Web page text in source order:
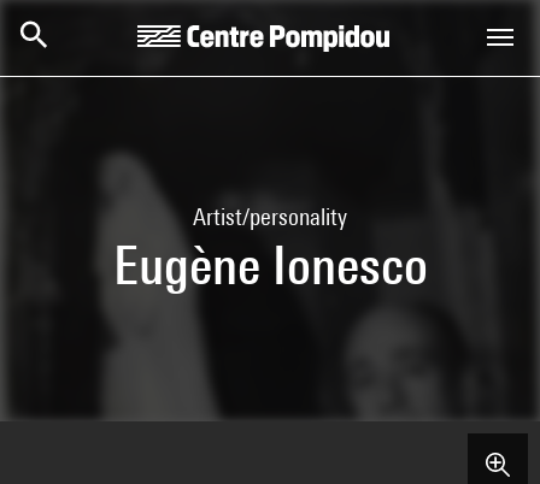
Artist/personality
Eugène Ionesco